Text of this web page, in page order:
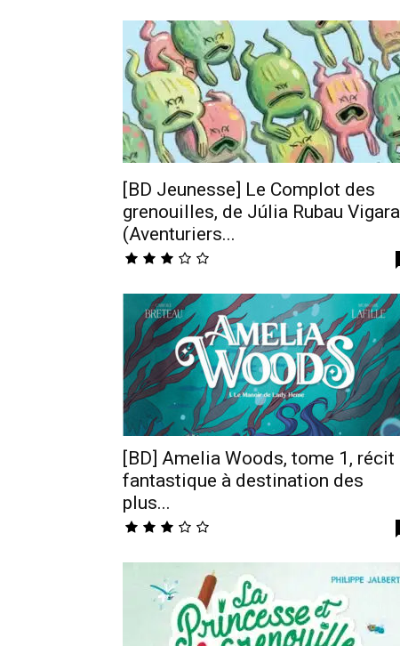
[BD Jeunesse] Le Complot des
grenouilles, de Júlia Rubau Vigara
(Aventuriers...
[BD] Amelia Woods, tome 1, récit
fantastique à destination des
plus...